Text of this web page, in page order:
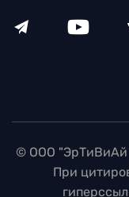
© ООО "ЭрТиВиАй
При